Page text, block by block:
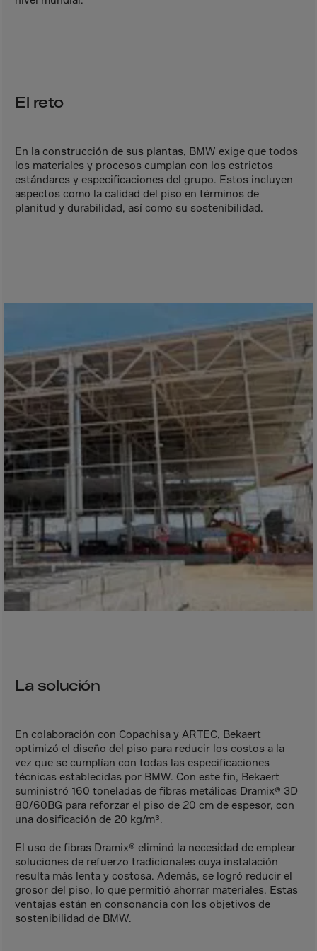
Barbados
Belarus
Belgium
Bosnia-Herz.
Botswana
Bouvet Island
Brazil
Brit.Ind.Oc.Ter
Brit.Virgin Is.
Brunei Dar-es-S
Bulgaria
Burkina-Faso
Burundi
Cambodia
Cameroon
Cape Verdian
Ceuta
Chile
P.R.CHINA
Cocos Islands
Colombia
Comorin
El reto
En la construcción de sus plantas, BMW exige que todos
los materiales y procesos cumplan con los estrictos
estándares y especificaciones del grupo. Estos incluyen
aspectos como la calidad del piso en términos de
planitud y durabilidad, así como su sostenibilidad.
La solución
En colaboración con Copachisa y ARTEC, Bekaert
optimizó el diseño del piso para reducir los costos a la
vez que se cumplían con todas las especificaciones
técnicas establecidas por BMW. Con este fin, Bekaert
suministró 160 toneladas de fibras metálicas Dramix® 3D
80/60BG para reforzar el piso de 20 cm de espesor, con
una dosificación de 20 kg/m³.
El uso de fibras Dramix® eliminó la necesidad de emplear
soluciones de refuerzo tradicionales cuya instalación
resulta más lenta y costosa. Además, se logró reducir el
grosor del piso, lo que permitió ahorrar materiales. Estas
ventajas están en consonancia con los objetivos de
sostenibilidad de BMW.